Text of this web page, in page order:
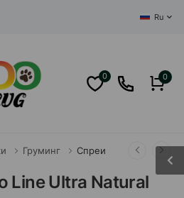
Ru
0 0
Груминг Спреи
Line Ultra Natural